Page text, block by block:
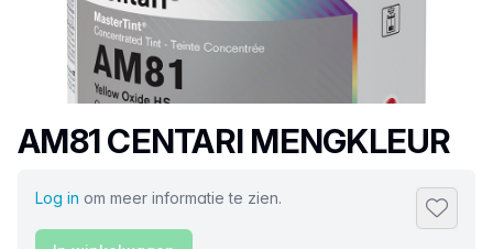
Productnaam
AM81 CENTARI MENGKLEUR
Log in om meer informatie te zien.